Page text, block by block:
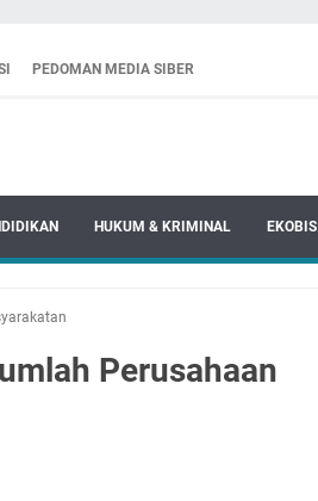
PEDOMAN MEDIA SIBER
HUKUM & KRIMINAL EKOBIS
Perusahaan